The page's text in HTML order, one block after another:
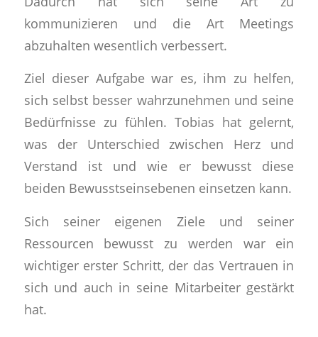
kommunizieren und dieArt Meetings
abzuhalten wesentlich verbessert.
Ziel dieser Aufgabe war es, ihm zu helfen,
sich selbst besser wahrzunehmen und seine
Bedürfnisse zu fühlen.Tobias hat gelernt,
was der Unterschied zwischen Herz und
Verstand ist und wie er bewusst diese
beiden Bewusstseinsebenen einsetzen kann.
Sich seiner eigenen Ziele und seiner
Ressourcen bewusst zu werden war ein
wichtiger erster Schritt, der das Vertrauen in
sich und auch in seine Mitarbeiter gestärkt
hat.